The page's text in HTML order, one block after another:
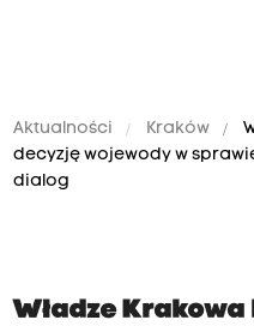
Aktualności Kraków
decyzję wojewody w
dialog
Władze